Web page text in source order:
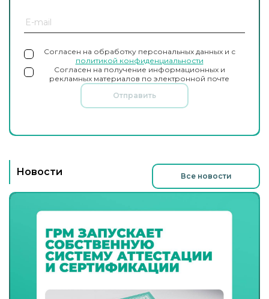
Согласен на обработку персональных данных и с
политикой конфиденциальности
Согласен на получение информационных и
рекламных материалов по электронной почте
Отправить
Новости Все новости